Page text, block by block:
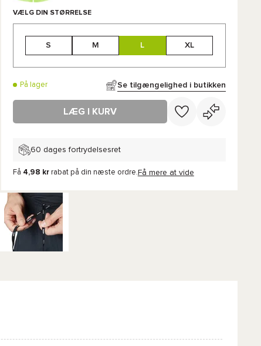
VÆLG DIN STØRRELSE
S M L XL
På lager Se tilgængelighed i butikken
LÆG I KURV
60 dages fortrydelsesret
Få 4,98 kr rabat på din næste ordre. Få mere at vide